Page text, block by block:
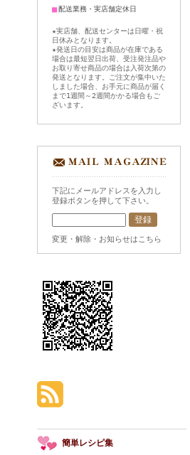
■配送業務・実店舗定休日
★実店舗、配送センターは日曜・祝
日休みとなります。
★発送日の目安は商品が在庫である
場合は最短翌日出荷、受注発注品や
お取り寄せ商品の場合は入荷次第の
発送となります。ご注文が集中いた
しました場合、お手元に商品が届く
まで1週間～2週間かかる場合もご
ざいます。
下記にメールアドレスを入力し
登録ボタンを押して下さい。
変更・解除・お知らせはこちら
簡単レシピ集